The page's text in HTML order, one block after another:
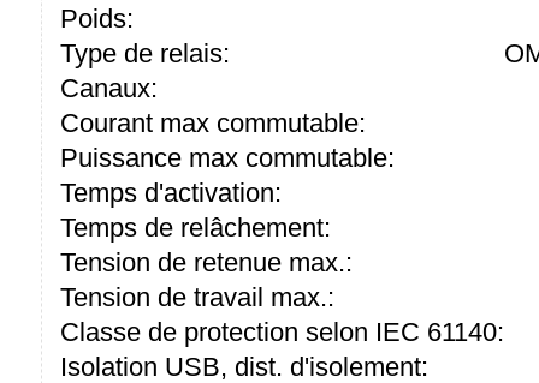
Poids:
Type de relais:
Canaux:
Courant max commutable:
Puissance max commutable:
Temps d'activation:
Temps de relâchement:
Tension de retenue max.:
Tension de travail max.:
Classe de protection selon IEC 61140:
Isolation USB, dist. d'isolement: